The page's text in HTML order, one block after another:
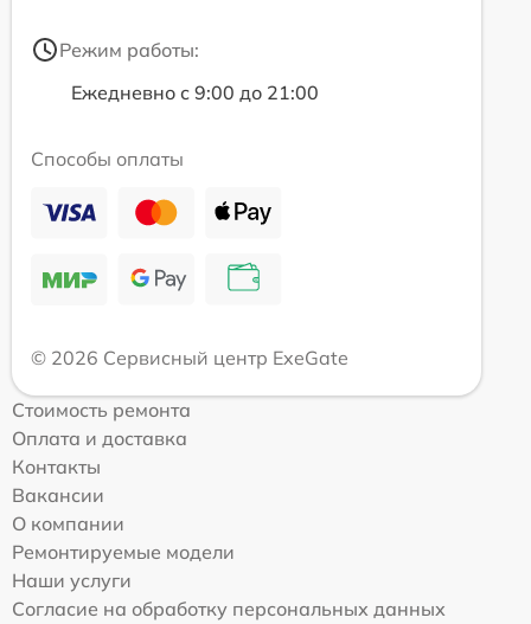
Режим работы:
Ежедневно с 9:00 до 21:00
Способы оплаты
© 2026 Сервисный центр ExeGate
Стоимость ремонта
Оплата и доставка
Контакты
Вакансии
О компании
Ремонтируемые модели
Наши услуги
Согласие на обработку персональных данных